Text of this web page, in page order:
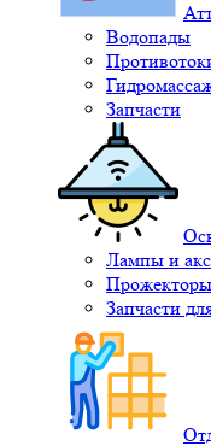
Водопады
Запчасти
Лампы и
Запчасти